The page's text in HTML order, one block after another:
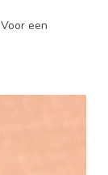
een